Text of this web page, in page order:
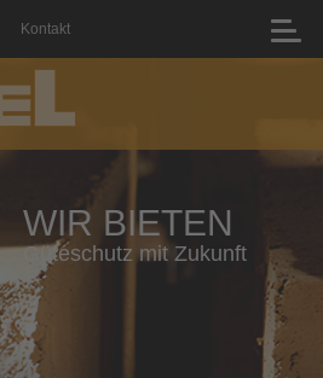
Kontakt
WIR BIETEN
Qualität mit Zertifikat